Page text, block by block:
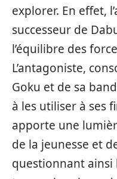
explorer. En effet,
successeur de
l’équilibre des
L’antagoniste,
Goku et de sa
à les utiliser à ses
apporte une
de la jeunesse et
questionnant ainsi